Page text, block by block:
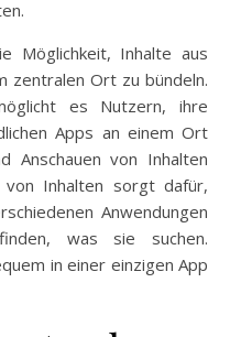
Möglichkeit, Inhalte aus
zentralen Ort zu bündeln.
es Nutzern, ihre
Apps an einem Ort
Anschauen von Inhalten
Inhalten sorgt dafür,
Anwendungen
was sie suchen.
in einer einzigen App